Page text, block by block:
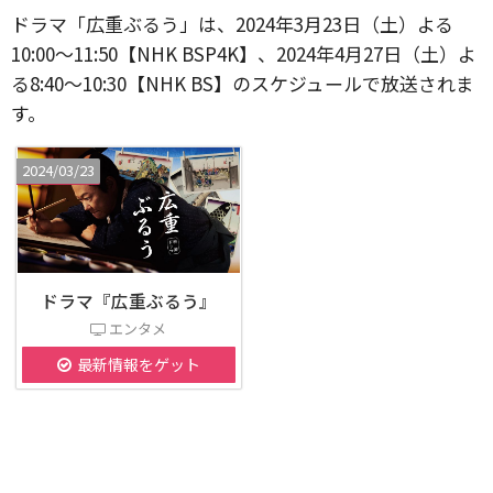
ドラマ「広重ぶるう」は、2024年3月23日（土）よる
10:00～11:50【NHK BSP4K】、2024年4月27日（土）よ
る8:40～10:30【NHK BS】のスケジュールで放送されま
す。
2024/03/23
ドラマ『広重ぶるう』
エンタメ
最新情報をゲット